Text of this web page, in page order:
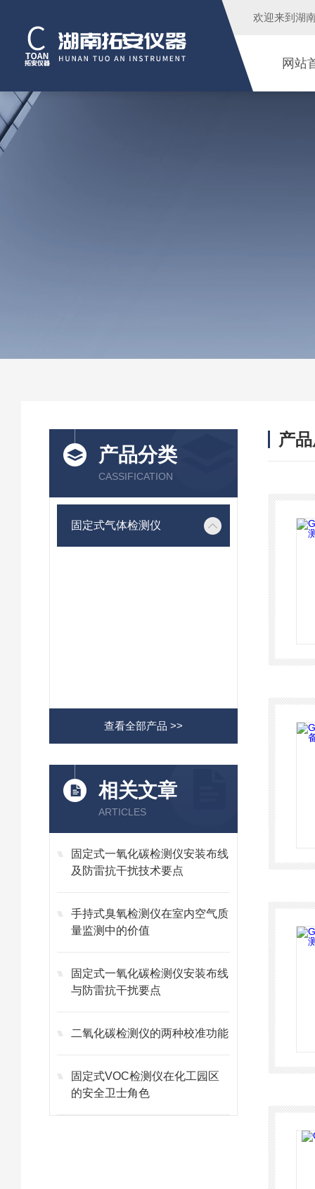
欢迎来到 湖
网站
产品分类
CASSIFICATION
固定式气体检测仪
查看全部产品 >>
相关文章
ARTICLES
固定式一氧化碳检测仪安装布线
及防雷抗干扰技术要点
手持式臭氧检测仪在室内空气质
量监测中的价值
固定式一氧化碳检测仪安装布线
与防雷抗干扰要点
二氧化碳检测仪的两种校准功能
固定式VOC检测仪在化工园区
的安全卫士角色
产